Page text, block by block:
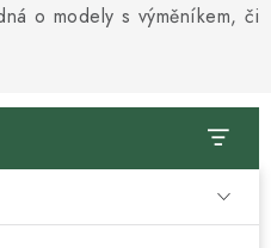
o modely s výměníkem, či